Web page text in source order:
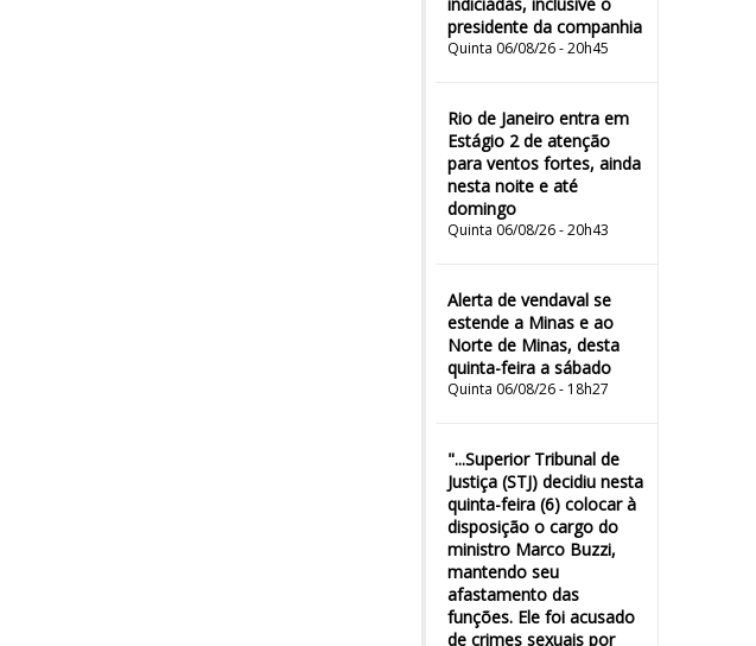
presidente da companhia
Quinta 06/08/26 - 20h45
Rio de Janeiro entra em
Estágio 2 de atenção
para ventos fortes, ainda
nesta noite e até
domingo
Quinta 06/08/26 - 20h43
Alerta de vendaval se
estende a Minas e ao
Norte de Minas, desta
quinta-feira a sábado
Quinta 06/08/26 - 18h27
"...Superior Tribunal de
Justiça (STJ) decidiu nesta
quinta-feira (6) colocar à
disposição o cargo do
ministro Marco Buzzi,
mantendo seu
afastamento das
funções. Ele foi acusado
de crimes sexuais por